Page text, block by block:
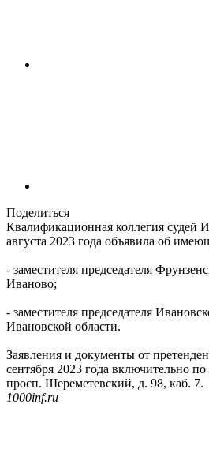
Поделиться
Квалификационная коллегия судей
августа 2023 года объявила об
- заместителя председателя
Иваново;
- заместителя председателя
Ивановской области.
Заявления и документы от
сентября 2023 года включительно
просп. Шереметевский, д. 98, каб. 7.
1000inf.ru